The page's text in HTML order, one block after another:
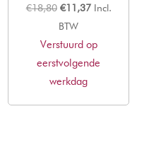
€18,80 Oorspronkelijke
prijs
was:
€18,80.
€11,37Huidige
is:
€11,37.
Incl.
BTW
Verstuurd op
eerstvolgende
werkdag